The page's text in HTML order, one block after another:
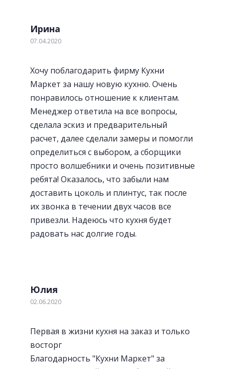
Ирина
07.04.2020
Хочу поблагодарить фирму Кухни
Маркет за нашу новую кухню. Очень
понравилось отношение к клиентам.
Менеджер ответила на все вопросы,
сделала эскиз и предварительный
расчет, далее сделали замеры и помогли
определиться с выбором, а сборщики
просто волшебники и очень позитивные
ребята! Оказалось, что забыли нам
доставить цоколь и плинтус, так после
их звонка в течении двух часов все
привезли. Надеюсь что кухня будет
радовать нас долгие годы.
Юлия
02.06.2020
Первая в жизни кухня на заказ и только
восторг
Благодарность "Кухни Маркет" за